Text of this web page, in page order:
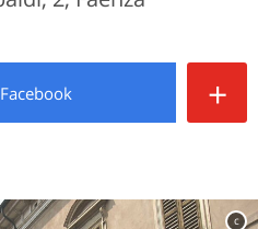
+
c